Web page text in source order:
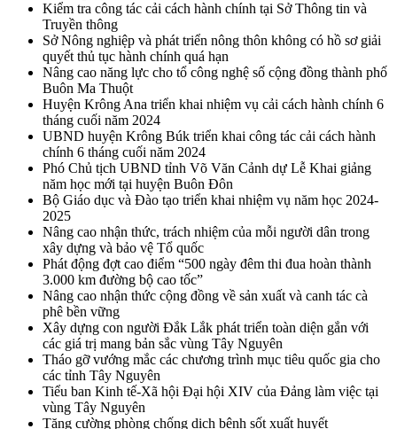
Kiểm tra công tác cải cách hành chính tại Sở Thông tin và
Truyền thông
Sở Nông nghiệp và phát triển nông thôn không có hồ sơ giải
quyết thủ tục hành chính quá hạn
Nâng cao năng lực cho tổ công nghệ số cộng đồng thành phố
Buôn Ma Thuột
Huyện Krông Ana triển khai nhiệm vụ cải cách hành chính 6
tháng cuối năm 2024
UBND huyện Krông Búk triển khai công tác cải cách hành
chính 6 tháng cuối năm 2024
Phó Chủ tịch UBND tỉnh Võ Văn Cảnh dự Lễ Khai giảng
năm học mới tại huyện Buôn Đôn
Bộ Giáo dục và Đào tạo triển khai nhiệm vụ năm học 2024-
2025
Nâng cao nhận thức, trách nhiệm của mỗi người dân trong
xây dựng và bảo vệ Tổ quốc
Phát động đợt cao điểm “500 ngày đêm thi đua hoàn thành
3.000 km đường bộ cao tốc”
Nâng cao nhận thức cộng đồng về sản xuất và canh tác cà
phê bền vững
Xây dựng con người Đắk Lắk phát triển toàn diện gắn với
các giá trị mang bản sắc vùng Tây Nguyên
Tháo gỡ vướng mắc các chương trình mục tiêu quốc gia cho
các tỉnh Tây Nguyên
Tiểu ban Kinh tế-Xã hội Đại hội XIV của Đảng làm việc tại
vùng Tây Nguyên
Tăng cường phòng chống dịch bệnh sốt xuất huyết